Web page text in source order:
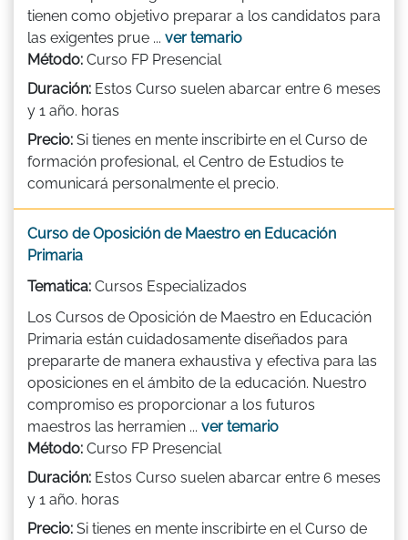
tienen como objetivo preparar a los candidatos para
las exigentes prue ... ver temario
Método: Curso FP Presencial
Duración: Estos Curso suelen abarcar entre 6 meses
y 1 año. horas
Precio: Si tienes en mente inscribirte en el Curso de
formación profesional, el Centro de Estudios te
comunicará personalmente el precio.
Curso de Oposición de Maestro en Educación
Primaria
Tematica: Cursos Especializados
Los Cursos de Oposición de Maestro en Educación
Primaria están cuidadosamente diseñados para
prepararte de manera exhaustiva y efectiva para las
oposiciones en el ámbito de la educación. Nuestro
compromiso es proporcionar a los futuros
maestros las herramien ... ver temario
Método: Curso FP Presencial
Duración: Estos Curso suelen abarcar entre 6 meses
y 1 año. horas
Precio: Si tienes en mente inscribirte en el Curso de